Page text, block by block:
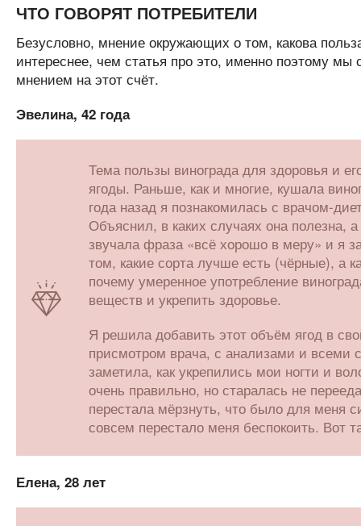
ЧТО ГОВОРЯТ ПОТРЕБИТЕЛИ
Безусловно, мнение окружающих о том, какова
интереснее, чем статья про это, именно поэтому
мнением на этот счёт.
Эвелина, 42 года
Тема пользы винограда для здоровья и
ягоды. Раньше, как и многие, кушала
года назад я познакомилась с врачом-
Объяснил, в каких случаях она полезна,
звучала фраза «всё хорошо в меру» и я
том, какие сорта лучше есть (чёрные), а
почему умеренное употребление
веществ и укрепить здоровье.
Я решила добавить этот объём ягод в
присмотром врача, с анализами и
заметила, как укрепились мои ногти и
очень правильно, но старалась не
перестала мёрзнуть, что было для меня
совсем перестало меня беспокоить. Вот
Елена, 28 лет